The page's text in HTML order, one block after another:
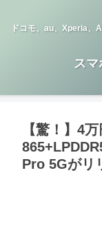
ドコモ、au、Xperia、
スマ
【驚！】4
Pro 5Gがリ